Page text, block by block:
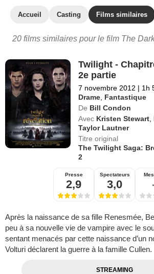
Accueil Casting Films similaires
20 films similaires pour le film The
Twilight -
2e partie
7 novembre 2012 | 1h
Drame Fantastique
De Bill Condon
Avec Kristen Stewart
Taylor Lautner
Titre original
The Twilight Saga:
2
Presse
2,9
Spectateurs
3,0
Après la naissance de sa fille Renesmée,
peu à sa nouvelle vie de vampire avec le
sentant menacés par cette naissance d’un
Volturi déclarent la guerre à la famille Cullen.
STREAMING